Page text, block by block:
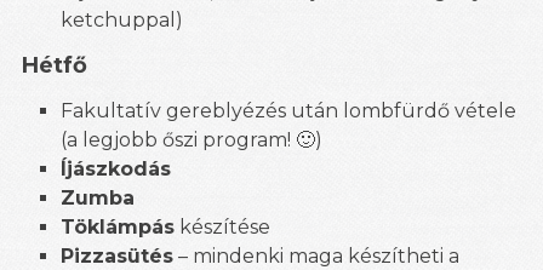
ketchuppal)
Hétfő
Fakultatív gereblyézés után lombfürdő vétele
(a legjobb őszi program! 🙂)
Íjászkodás
Zumba
Töklámpás készítése
Pizzasütés – mindenki maga készítheti a